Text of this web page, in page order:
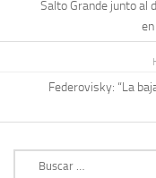
Salto Grande junto al
Federovisky: “La